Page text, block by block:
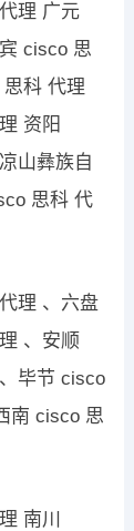
理 广元
cisco 思
科 代理
资阳
山彝族自
思科 代
理 、六盘
、安顺
毕节 cisco
南 cisco 思
南川